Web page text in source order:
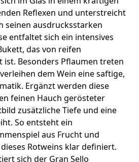
Reflexen und unterstreicht
seinen ausdrucksstarken
entfaltet sich ein intensives
das von reifen
Besonders Pflaumen treten
dem Wein eine saftige,
Ergänzt werden diese
feinen Hauch gerösteter
zusätzliche Tiefe und eine
So entsteht ein
aus Frucht und
Rotweins klar definiert.
sich der Gran Sello